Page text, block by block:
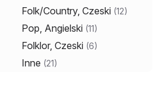
Folk/Country, Czeski (12)
Pop, Angielski (11)
Folklor, Czeski (6)
Inne (21)